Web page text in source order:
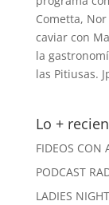
Cometta,
caviar con
la
las Pitiusas.
Lo +
FIDEOS CON
PODCAST
LADIES